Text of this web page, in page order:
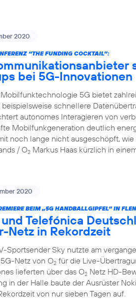
2020
“THE FUNDING COCKTAIL”:
bei 5G-Innovationen
5G bietet
schnellere
autonomes Interagieren von
Mobilfunkgeneration deutlich
noch lange nicht ausgeschöpft,
/ O2 Markus Haas kürzlich in
2020
BEIM „5G HANDBALLGIPFEL“ IN
Telefónica
Netz in Rekordzeit
Sportsender Sky nutzte am
Netz von O2 für die Live-
lieferten über das O2 Netz HD-
in der Halle baute der Ausrüster
von nur sieben Tagen auf.